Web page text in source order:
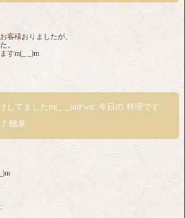
客様おりましたが、
。
すm(_ _)m
してましたm(_ _)mFwd: 今日の 料理です
穂卓